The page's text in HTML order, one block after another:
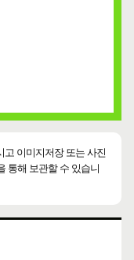
고 이미지저장 또는 사진
통해 보관할 수 있습니